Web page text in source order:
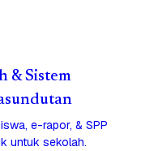
& Sistem
e-rapor, & SPP
untuk sekolah.